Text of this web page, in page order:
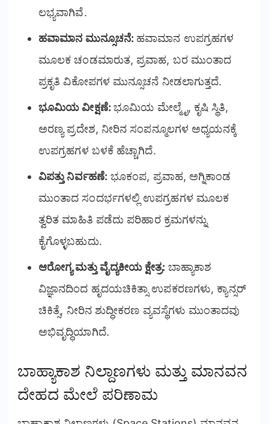
ಲಭ್ಯವಾಗಿವೆ.
ಹವಾಮಾನ ಮುನ್ಸೂಚನೆ: ಹವಾಮಾನ ಉಪಗ್ರಹಗಳ
ಮೂಲಕ ಚಂಡಮಾರುತ, ಪ್ರವಾಹ, ಬರ ಮುಂತಾದ
ಪ್ರಕೃತಿ ವಿಕೋಪಗಳ ಮುನ್ಸೂಚನೆ ನೀಡಲಾಗುತ್ತದೆ.
ಭೂಮಿಯ ವೀಕ್ಷಣೆ: ಭೂಮಿಯ ಮೇಲ್ಮೈ, ಕೃಷಿ ಸ್ಥಿತಿ,
ಅರಣ್ಯ ಪ್ರದೇಶ, ನೀರಿನ ಸಂಪನ್ಮೂಲಗಳ ಅಧ್ಯಯನಕ್ಕೆ
ಉಪಗ್ರಹಗಳ ಬಳಕೆ ಹೆಚ್ಚಾಗಿದೆ.
ವಿಪತ್ತು ನಿರ್ವಹಣೆ: ಭೂಕಂಪ, ಪ್ರವಾಹ, ಅಗ್ನಿಕಾಂಡ
ಮುಂತಾದ ಸಂದರ್ಭಗಳಲ್ಲಿ ಉಪಗ್ರಹಗಳ ಮೂಲಕ
ತ್ವರಿತ ಮಾಹಿತಿ ಪಡೆದು ಪರಿಹಾರ ಕ್ರಮಗಳನ್ನು
ಕೈಗೊಳ್ಳಬಹುದು.
ಆರೋಗ್ಯ ಮತ್ತು ವೈದ್ಯಕೀಯ ಕ್ಷೇತ್ರ: ಬಾಹ್ಯಾಕಾಶ
ವಿಜ್ಞಾನದಿಂದ ಹೃದಯಚಿಕಿತ್ಸಾ ಉಪಕರಣಗಳು, ಕ್ಯಾನ್ಸರ್
ಚಿಕಿತ್ಸೆ, ನೀರಿನ ಶುದ್ಧೀಕರಣ ವ್ಯವಸ್ಥೆಗಳು ಮುಂತಾದವು
ಅಭಿವೃದ್ಧಿಯಾಗಿದೆ.
ಬಾಹ್ಯಾಕಾಶ ನಿಲ್ದಾಣಗಳು ಮತ್ತು ಮಾನವನ
ದೇಹದ ಮೇಲೆ ಪರಿಣಾಮ